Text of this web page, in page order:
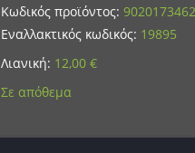
Κωδικός προϊόντος: 9020173462
Εναλλακτικός κωδικός: 19895
Λιανική: 12,00 €
Σε απόθεμα